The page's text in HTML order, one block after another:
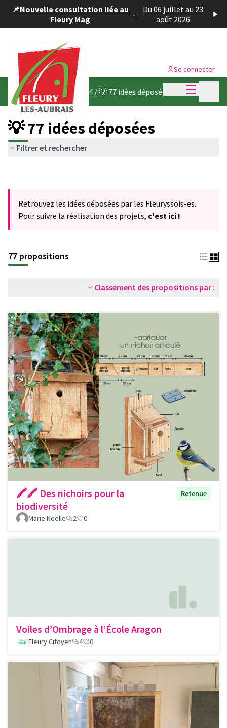
📌Nouvelle consultation liée au
Fleury Mag
-
Du 06 juillet au 23
août 2026
Menu
Se connecter
Budget participatif 2024 /💡 77 idées déposées
💡 77 idées déposées
Filtrer et rechercher
Retrouvez les idées déposées par les Fleuryssois-es.
Pour suivre la réalisation des projets, c'est ici !
77 propositions
Classement des propositions par :
🖍🖍 Des nichoirs pour la
biodiversité
Retenue
Marie Noëlle 2 0
Voiles d’Ombrage à l’École Aragon
Fleury Citoyen 4 0
Panneau de gestion des cookies